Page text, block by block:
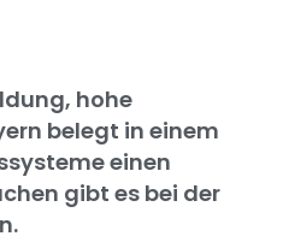
hohe
belegt in einem
einen
gibt es bei der